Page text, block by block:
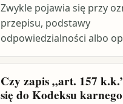
Zwykle pojawia się przy
przepisu, podstawy
odpowiedzialności albo
Czy zapis „art. 157
się do Kodeksu